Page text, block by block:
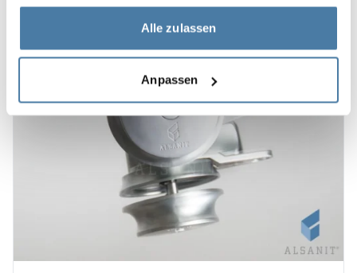
gesammelt haben.
Alle zulassen
Anpassen